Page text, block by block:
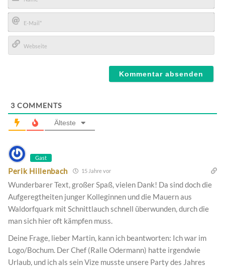
Name*
E-
Mail*
3 COMMENTS
Älteste
Gast
Perik Hillenbach 15 Jahre vor
Wunderbarer Text, großer Spaß, vielen Dank! Da sind doch die
Aufgeregtheiten junger Kolleginnen und die Mauern aus
Waldorfquark mit Schnittlauch schnell überwunden, durch die
man sich hier oft kämpfen muss.
Deine Frage, lieber Martin, kann ich beantworten: Ich war im
Logo/Bochum. Der Chef (Ralle Odermann) hatte irgendwie
Urlaub, und ich als sein Vize musste unsere Party des Jahres